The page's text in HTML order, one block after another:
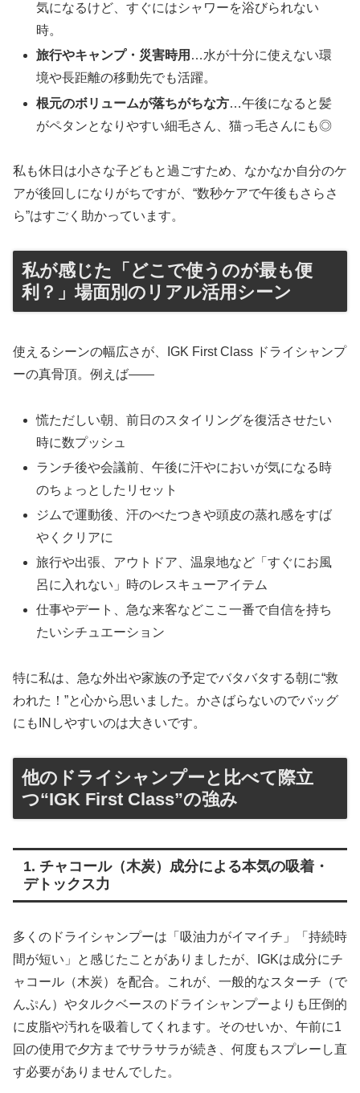
気になるけど、すぐにはシャワーを浴びられない
時。
旅行やキャンプ・災害時用 …水が十分に使えない環
境や長距離の移動先でも活躍。
根元のボリュームが落ちがちな方…午後になると髪
がペタンとなりやすい細毛さん、猫っ毛さんにも◎
私も休日は小さな子どもと過ごすため、なかなか自分のケ
アが後回しになりがちですが、“数秒ケアで午後もさらさ
ら”はすごく助かっています。
私が感じた「どこで使うのが最も便
利？」場面別のリアル活用シーン
使えるシーンの幅広さが、IGK First Class ドライシャンプ
ーの真骨頂。例えば――
慌ただしい朝、前日のスタイリングを復活させたい
時に数プッシュ
ランチ後や会議前、午後に汗やにおいが気になる時
のちょっとしたリセット
ジムで運動後、汗のべたつきや頭皮の蒸れ感をすば
やくクリアに
旅行や出張、アウトドア、温泉地など「すぐにお風
呂に入れない」時のレスキューアイテム
仕事やデート、急な来客などここ一番で自信を持ち
たいシチュエーション
特に私は、急な外出や家族の予定でバタバタする朝に“救
われた！”と心から思いました。かさばらないのでバッグ
にもINしやすいのは大きいです。
他のドライシャンプーと比べて際立
つ“IGK First Class”の強み
1. チャコール（木炭）成分による本気の吸着・
デトックス力
多くのドライシャンプーは「吸油力がイマイチ」「持続時
間が短い」と感じたことがありましたが、IGKは成分にチ
ャコール（木炭）を配合。これが、一般的なスターチ（で
んぷん）やタルクベースのドライシャンプーよりも圧倒的
に皮脂や汚れを吸着してくれます。そのせいか、午前に1
回の使用で夕方までサラサラが続き、何度もスプレーし直
す必要がありませんでした。